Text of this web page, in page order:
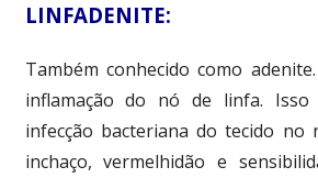
LINFADENITE:
Também conhecido como
inflamação do nó de linfa.
infecção bacteriana do tecido no
inchaço, vermelhidão e